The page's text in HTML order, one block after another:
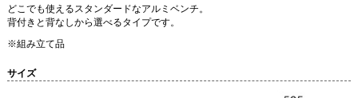
どこでも使えるスタンダードなアルミベンチ。
背付きと背なしから選べるタイプです。
※組み立て品
サイズ